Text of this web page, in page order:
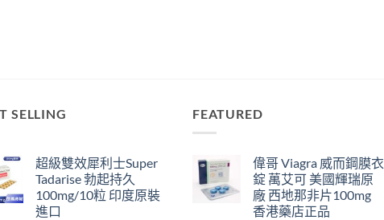
SELLING
超級雙效犀利士Super
Tadarise 勃起持久
100mg/10粒 印度原裝
進口
FEATURED
偉哥 Viagra 威而鋼膜衣
錠 萬艾可 美國輝瑞原
廠 西地那非片100mg
香港藥店正品